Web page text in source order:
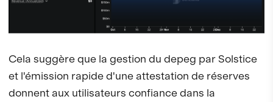
Cela suggère que la gestion du depeg par Solstice
et l'émission rapide d'une attestation de réserves
donnent aux utilisateurs confiance dans la